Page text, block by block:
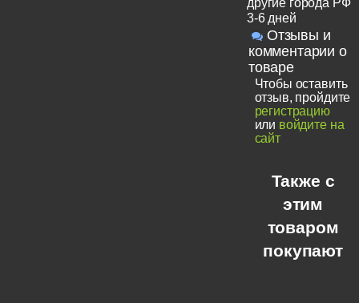
3-6 дней
Отзывы и
комментарии о
товаре
Чтобы оставить
отзыв, пройдите
регистрацию
или войдите на
сайт
Также с
этим
товаром
покупают